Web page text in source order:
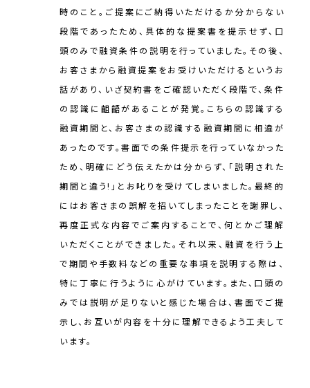
時のこと。ご提案にご納得いただけるか分からない
段階であったため、具体的な提案書を提示せず、口
頭のみで融資条件の説明を行っていました。その後、
お客さまから融資提案をお受けいただけるというお
話があり、いざ契約書をご確認いただく段階で、条件
の認識に齟齬があることが発覚。こちらの認識する
融資期間と、お客さまの認識する融資期間に相違が
あったのです。書面での条件提示を行っていなかった
ため、明確にどう伝えたかは分からず、「説明された
期間と違う!」とお叱りを受けてしまいました。最終的
にはお客さまの誤解を招いてしまったことを謝罪し、
再度正式な内容でご案内することで、何とかご理解
いただくことができました。それ以来、融資を行う上
で期間や手数料などの重要な事項を説明する際は、
特に丁寧に行うように心がけています。また、口頭の
みでは説明が足りないと感じた場合は、書面でご提
示し、お互いが内容を十分に理解できるよう工夫して
います。